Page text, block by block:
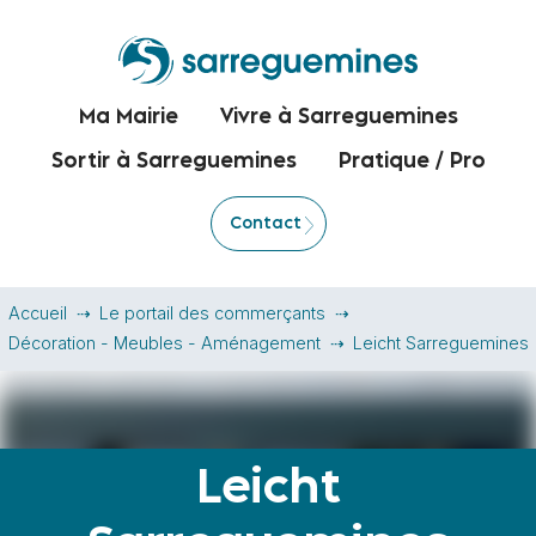
Ma Mairie Vivre à Sarreguemines
Sortir à Sarreguemines Pratique / Pro
Contact
Accueil
Le portail des commerçants
Décoration - Meubles - Aménagement
Leicht Sarreguemines
Leicht